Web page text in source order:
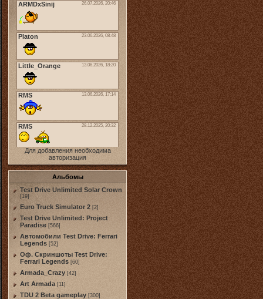
Для добавления необходима
авторизация
Альбомы
Test Drive Unlimited Solar Crown
[19]
Euro Truck Simulator 2 [2]
Test Drive Unlimited: Project
Paradise [566]
Автомобили Test Drive: Ferrari
Legends [52]
Оф. Скриншоты Test Drive:
Ferrari Legends [60]
Armada_Crazy [42]
Art Armada [11]
TDU 2 Beta gameplay [300]